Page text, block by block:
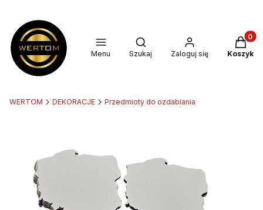
Menu
Otwórz wyszukiwarkę
Szukaj Zaloguj się Koszyk
WERTOM DEKORACJE Przedmioty do ozdabiania